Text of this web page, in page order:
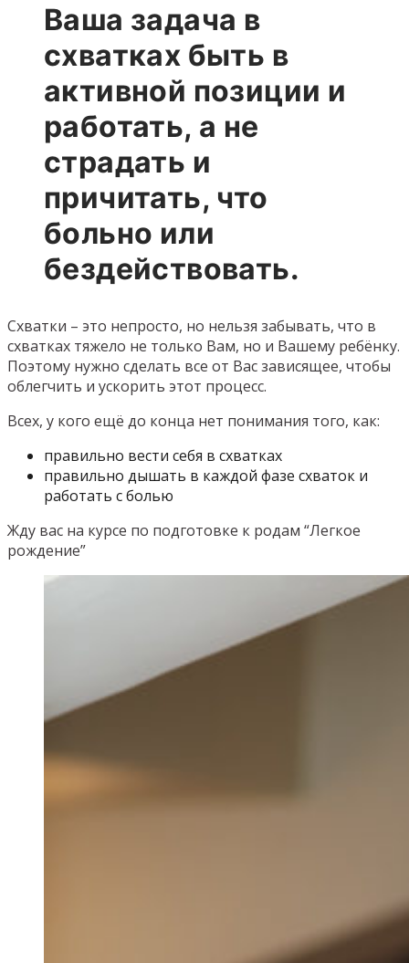
Ваша задача в
схватках быть в
активной позиции и
работать, а не
страдать и
причитать, что
больно или
бездействовать.
Схватки – это непросто, но нельзя забывать, что в
схватках тяжело не только Вам, но и Вашему ребёнку.
Поэтому нужно сделать все от Вас зависящее, чтобы
облегчить и ускорить этот процесс.
Всех, у кого ещё до конца нет понимания того, как:
правильно вести себя в схватках
правильно дышать в каждой фазе схваток и
работать с болью
Жду вас на курсе по подготовке к родам “Легкое
рождение”